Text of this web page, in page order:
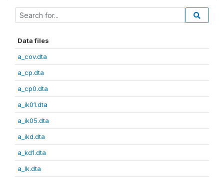
Data files
a_cov.dta
a_cp.dta
a_cp0.dta
a_ik01.dta
a_ik05.dta
a_ikd.dta
a_kd1.dta
a_lk.dta